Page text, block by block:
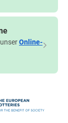
Online-